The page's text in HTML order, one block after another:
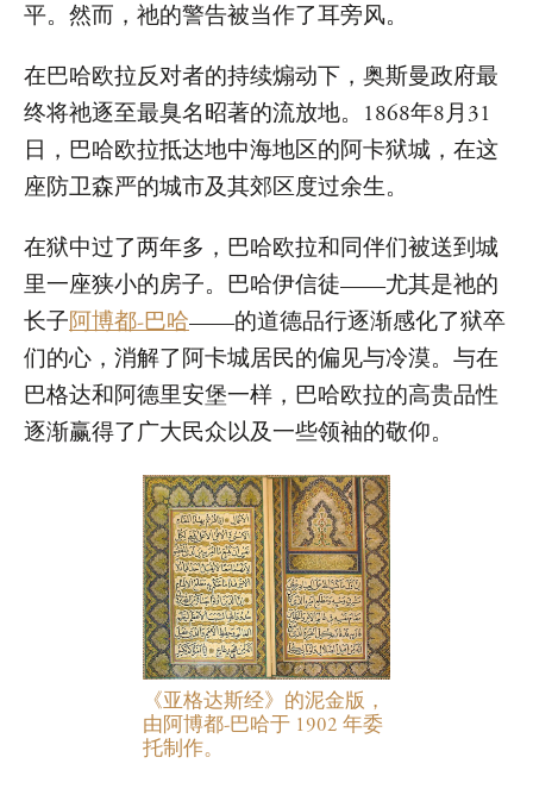
平。然而，祂的警告被当作了耳旁风。
在巴哈欧拉反对者的持续煽动下，奥斯曼政府最
终将祂逐至最臭名昭著的流放地。1868年8月31
日，巴哈欧拉抵达地中海地区的阿卡狱城，在这
座防卫森严的城市及其郊区度过余生。
在狱中过了两年多，巴哈欧拉和同伴们被送到城
里一座狭小的房子。巴哈伊信徒——尤其是祂的
长子阿博都-巴哈——的道德品行逐渐感化了狱卒
们的心，消解了阿卡城居民的偏见与冷漠。与在
巴格达和阿德里安堡一样，巴哈欧拉的高贵品性
逐渐赢得了广大民众以及一些领袖的敬仰。
《亚格达斯经》的泥金版，
由阿博都-巴哈于 1902 年委
托制作。